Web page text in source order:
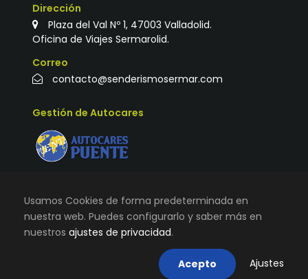
Dirección
Plaza del Val Nº 1, 47003 Valladolid.
Oficina de Viajes Sermarolid.
Correo
contacto@senderismosermar.com
Gestión de Autocares
AVISO LEGAL, TÉRMINOS Y CONDICIONES DE
POLÍTICA DE COOKIES CONTACTO
Usamos Cookies de forma predeterminada en
nuestra web. Puedes configurarlo y saber más en
nuestros ajustes de privacidad.
Acepto Ajustes